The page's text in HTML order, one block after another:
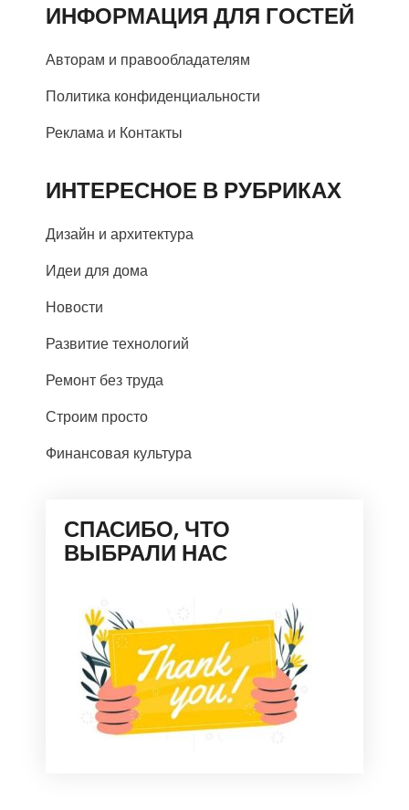
ИНФОРМАЦИЯ ДЛЯ ГОСТЕЙ
Авторам и правообладателям
Политика конфиденциальности
Реклама и Контакты
ИНТЕРЕСНОЕ В РУБРИКАХ
Дизайн и архитектура
Идеи для дома
Новости
Развитие технологий
Ремонт без труда
Строим просто
Финансовая культура
СПАСИБО, ЧТО
ВЫБРАЛИ НАС